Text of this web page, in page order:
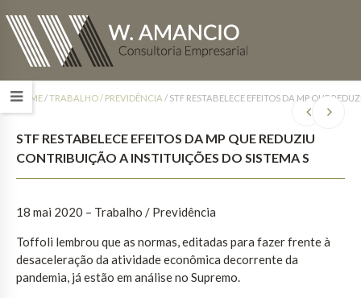
HOME/TRABALHO / PREVIDÊNCIA / STF RESTABELECE EFEITOS DA MP QUE
STF RESTABELECE EFEITOS DA MP QUE REDUZIU
CONTRIBUIÇÃO A INSTITUIÇÕES DO SISTEMA S
18 mai 2020 – Trabalho / Previdência
Toffoli lembrou que as normas, editadas para fazer frente à
desaceleração da atividade econômica decorrente da
pandemia, já estão em análise no Supremo.